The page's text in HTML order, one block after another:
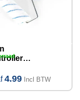
4.99 Incl BTW